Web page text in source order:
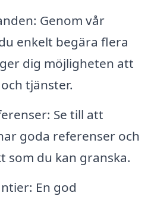
Genom vår
enkelt begära flera
dig möjligheten att
tjänster.
Se till att
goda referenser och
som du kan granska.
En god